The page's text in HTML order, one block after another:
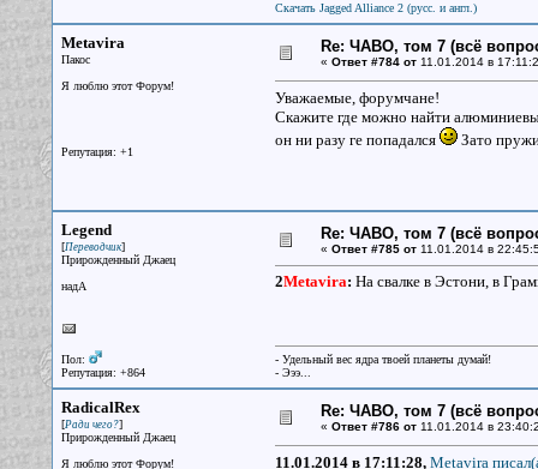
Скачать Jagged Alliance 2 (русс. и англ.)
Metavira
Пакос
Я люблю этот Форум!
Репутация: +1
Re: ЧАВО, том 7 (всё
« Ответ #784 от11.01.2014 в
Уважаемые, форумчане!
Скажите где можно найти
он ни разу ге попадался
Зато
Legend
[Переводчик]
Прирожденный Джаец
надА
Пол:
Репутация: +864
Re: ЧАВО, том 7 (всё
« Ответ #785 от11.01.2014 в
2Metavira: На свалке в Эстони, в
- Удельный вес ядра твоей планеты думай!
- Эээ...
RadicalRex
[Ради чего?]
Прирожденный Джаец
Я люблю этот Форум!
Re: ЧАВО, том 7 (всё
« Ответ #786 от11.01.2014 в
11.01.2014 в 17:11:28, Metavira